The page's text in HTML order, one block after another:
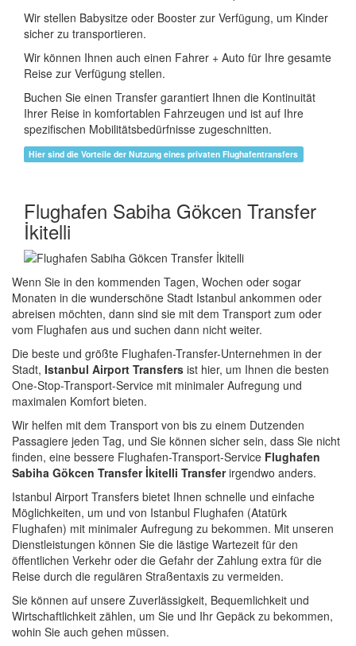
Wir stellen Babysitze oder Booster zur Verfügung, um Kinder
sicher zu transportieren.
Wir können Ihnen auch einen Fahrer + Auto für Ihre gesamte
Reise zur Verfügung stellen.
Buchen Sie einen Transfer garantiert Ihnen die Kontinuität
Ihrer Reise in komfortablen Fahrzeugen und ist auf Ihre
spezifischen Mobilitätsbedürfnisse zugeschnitten.
Hier sind die Vorteile der Nutzung eines privaten Flughafentransfers
Flughafen Sabiha Gökcen Transfer
İkitelli
Wenn Sie in den kommenden Tagen, Wochen oder sogar
Monaten in die wunderschöne Stadt Istanbul ankommen oder
abreisen möchten, dann sind sie mit dem Transport zum oder
vom Flughafen aus und suchen dann nicht weiter.
Die beste und größte Flughafen-Transfer-Unternehmen in der
Stadt, Istanbul Airport Transfers ist hier, um Ihnen die besten
One-Stop-Transport-Service mit minimaler Aufregung und
maximalen Komfort bieten.
Wir helfen mit dem Transport von bis zu einem Dutzenden
Passagiere jeden Tag, und Sie können sicher sein, dass Sie nicht
finden, eine bessere Flughafen-Transport-Service Flughafen
Sabiha Gökcen Transfer İkitelli Transferirgendwo anders.
Istanbul Airport Transfers bietet Ihnen schnelle und einfache
Möglichkeiten, um und von Istanbul Flughafen (Atatürk
Flughafen) mit minimaler Aufregung zu bekommen. Mit unseren
Dienstleistungen können Sie die lästige Wartezeit für den
öffentlichen Verkehr oder die Gefahr der Zahlung extra für die
Reise durch die regulären Straßentaxis zu vermeiden.
Sie können auf unsere Zuverlässigkeit, Bequemlichkeit und
Wirtschaftlichkeit zählen, um Sie und Ihr Gepäck zu bekommen,
wohin Sie auch gehen müssen.